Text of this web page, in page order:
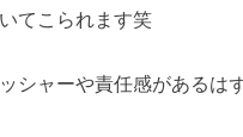
てこられます笑
シャーや責任感があるは